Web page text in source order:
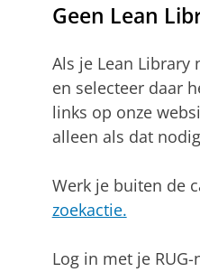
Geen Lean
Als je Lean
en selecteer daar
links op onze
alleen als dat
Werk je buiten de
zoekactie.
Log in met je